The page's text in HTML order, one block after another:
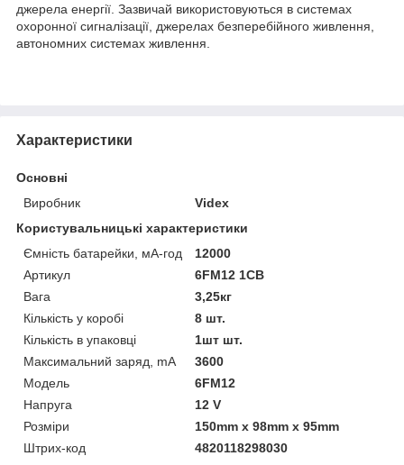
джерела енергії. Зазвичай використовуються в системах
охоронної сигналізації, джерелах безперебійного живлення,
автономних системах живлення.
Характеристики
Основні
Виробник
Videx
Користувальницькі характеристики
Ємність батарейки, мА-год
12000
Артикул
6FM12 1CB
Вага
3,25кг
Кількість у коробі
8 шт.
Кількість в упаковці
1шт шт.
Максимальний заряд, mA
3600
Мoдель
6FM12
Напруга
12 V
Розміри
150mm х 98mm х 95mm
Штрих-код
4820118298030